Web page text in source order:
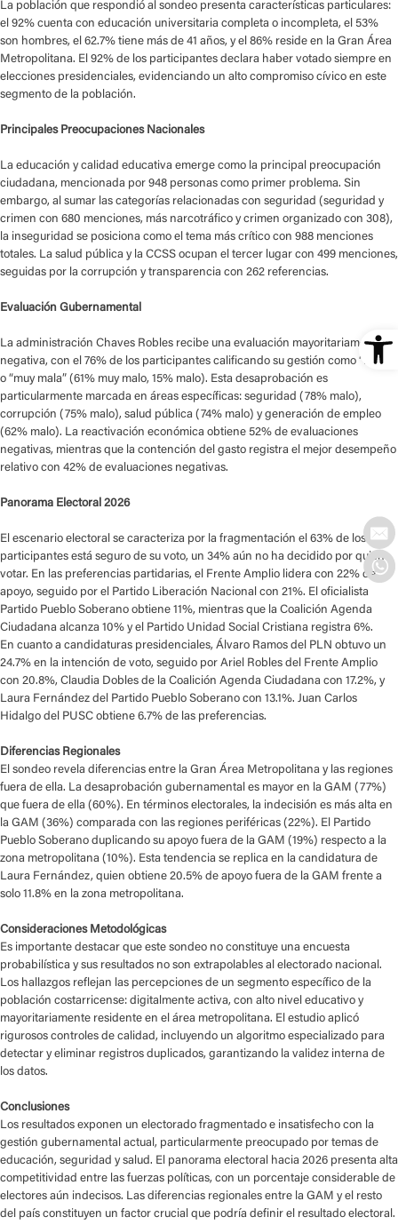
La población que respondió al sondeo presenta características particulares:
el 92% cuenta con educación universitaria completa o incompleta, el 53%
son hombres, el 62.7% tiene más de 41 años, y el 86% reside en la Gran Área
Metropolitana. El 92% de los participantes declara haber votado siempre en
elecciones presidenciales, evidenciando un alto compromiso cívico en este
segmento de la población.
Principales Preocupaciones Nacionales
La educación y calidad educativa emerge como la principal preocupación
ciudadana, mencionada por 948 personas como primer problema. Sin
embargo, al sumar las categorías relacionadas con seguridad (seguridad y
crimen con 680 menciones, más narcotráfico y crimen organizado con 308),
la inseguridad se posiciona como el tema más crítico con 988 menciones
totales. La salud pública y la CCSS ocupan el tercer lugar con 499 menciones,
seguidas por la corrupción y transparencia con 262 referencias.
Evaluación Gubernamental
La administración Chaves Robles recibe una evaluación mayoritariamente
negativa, con el 76% de los participantes calificando su gestión como “mala”
o “muy mala” (61% muy malo, 15% malo). Esta desaprobación es
particularmente marcada en áreas específicas: seguridad (78% malo),
corrupción (75% malo), salud pública (74% malo) y generación de empleo
(62% malo). La reactivación económica obtiene 52% de evaluaciones
negativas, mientras que la contención del gasto registra el mejor desempeño
relativo con 42% de evaluaciones negativas.
Panorama Electoral 2026
El escenario electoral se caracteriza por la fragmentación el 63% de los
participantes está seguro de su voto, un 34% aún no ha decidido por quién
votar. En las preferencias partidarias, el Frente Amplio lidera con 22% de
apoyo, seguido por el Partido Liberación Nacional con 21%. El oficialista
Partido Pueblo Soberano obtiene 11%, mientras que la Coalición Agenda
Ciudadana alcanza 10% y el Partido Unidad Social Cristiana registra 6%.
En cuanto a candidaturas presidenciales, Álvaro Ramos del PLN obtuvo un
24.7% en la intención de voto, seguido por Ariel Robles del Frente Amplio
con 20.8%, Claudia Dobles de la Coalición Agenda Ciudadana con 17.2%, y
Laura Fernández del Partido Pueblo Soberano con 13.1%. Juan Carlos
Hidalgo del PUSC obtiene 6.7% de las preferencias.
Diferencias Regionales
El sondeo revela diferencias entre la Gran Área Metropolitana y las regiones
fuera de ella. La desaprobación gubernamental es mayor en la GAM (77%)
que fuera de ella (60%). En términos electorales, la indecisión es más alta en
la GAM (36%) comparada con las regiones periféricas (22%). El Partido
Pueblo Soberano duplicando su apoyo fuera de la GAM (19%) respecto a la
zona metropolitana (10%). Esta tendencia se replica en la candidatura de
Laura Fernández, quien obtiene 20.5% de apoyo fuera de la GAM frente a
solo 11.8% en la zona metropolitana.
Consideraciones Metodológicas
Es importante destacar que este sondeo no constituye una encuesta
probabilística y sus resultados no son extrapolables al electorado nacional.
Los hallazgos reflejan las percepciones de un segmento específico de la
población costarricense: digitalmente activa, con alto nivel educativo y
mayoritariamente residente en el área metropolitana. El estudio aplicó
rigurosos controles de calidad, incluyendo un algoritmo especializado para
detectar y eliminar registros duplicados, garantizando la validez interna de
los datos.
Conclusiones
Los resultados exponen un electorado fragmentado e insatisfecho con la
gestión gubernamental actual, particularmente preocupado por temas de
educación, seguridad y salud. El panorama electoral hacia 2026 presenta alta
competitividad entre las fuerzas políticas, con un porcentaje considerable de
electores aún indecisos. Las diferencias regionales entre la GAM y el resto
del país constituyen un factor crucial que podría definir el resultado electoral.